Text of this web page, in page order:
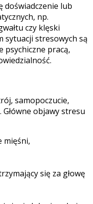
doświadczenie lub
np.
czy klęski
sytuacji stresowych są
psychiczne pracą,
samopoczucie,
objawy stresu
mięśni,